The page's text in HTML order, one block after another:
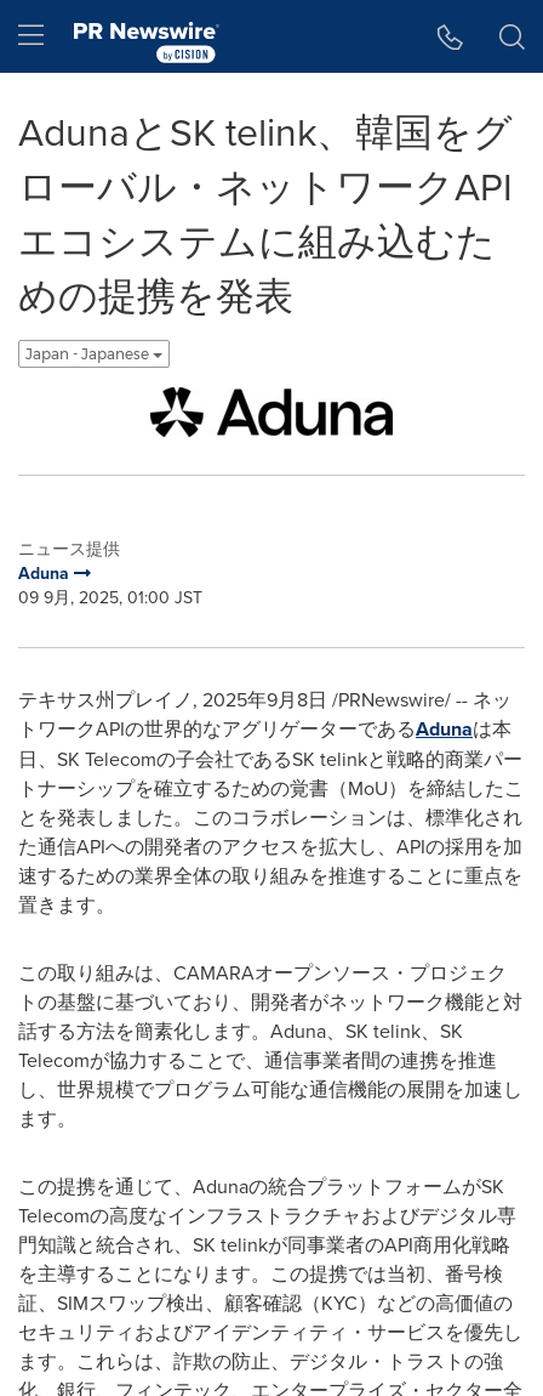
Hamburger menu
AdunaとSK telink、韓国をグ
ローバル・ネットワークAPI
エコシステムに組み込むた
めの提携を発表
Japan - Japanese
ニュース提供
Aduna
09 9月, 2025, 01:00 JST
テキサス州プレイノ, 2025年9月8日 /PRNewswire/ -- ネッ
トワークAPIの世界的なアグリゲーターであるAdunaは本
日、SK Telecomの子会社であるSK telinkと戦略的商業パー
トナーシップを確立するための覚書（MoU）を締結したこ
とを発表しました。このコラボレーションは、標準化され
た通信APIへの開発者のアクセスを拡大し、APIの採用を加
速するための業界全体の取り組みを推進することに重点を
置きます。
この取り組みは、CAMARAオープンソース・プロジェク
トの基盤に基づいており、開発者がネットワーク機能と対
話する方法を簡素化します。Aduna、SK telink、SK
Telecomが協力することで、通信事業者間の連携を推進
し、世界規模でプログラム可能な通信機能の展開を加速し
ます。
この提携を通じて、Adunaの統合プラットフォームがSK
Telecomの高度なインフラストラクチャおよびデジタル専
門知識と統合され、SK telinkが同事業者のAPI商用化戦略
を主導することになります。この提携では当初、番号検
証、SIMスワップ検出、顧客確認（KYC）などの高価値の
セキュリティおよびアイデンティティ・サービスを優先し
ます。これらは、詐欺の防止、デジタル・トラストの強
化、銀行、フィンテック、エンタープライズ・セクター全